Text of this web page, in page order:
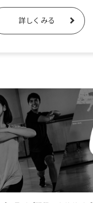
詳しくみる